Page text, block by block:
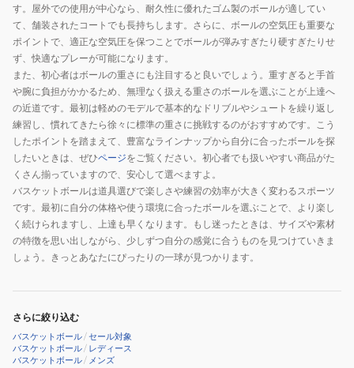
す。屋外での使用が中心なら、耐久性に優れたゴム製のボールが適してい
て、舗装されたコートでも長持ちします。さらに、ボールの空気圧も重要な
ポイントで、適正な空気圧を保つことでボールが弾みすぎたり硬すぎたりせ
ず、快適なプレーが可能になります。
また、初心者はボールの重さにも注目すると良いでしょう。重すぎると手首
や腕に負担がかかるため、無理なく扱える重さのボールを選ぶことが上達へ
の近道です。最初は軽めのモデルで基本的なドリブルやシュートを繰り返し
練習し、慣れてきたら徐々に標準の重さに挑戦するのがおすすめです。こう
したポイントを踏まえて、豊富なラインナップから自分に合ったボールを探
したいときは、ぜひページをご覧ください。初心者でも扱いやすい商品がた
くさん揃っていますので、安心して選べますよ。
バスケットボールは道具選びで楽しさや練習の効率が大きく変わるスポーツ
です。最初に自分の体格や使う環境に合ったボールを選ぶことで、より楽し
く続けられますし、上達も早くなります。もし迷ったときは、サイズや素材
の特徴を思い出しながら、少しずつ自分の感覚に合うものを見つけていきま
しょう。きっとあなたにぴったりの一球が見つかります。
さらに絞り込む
バスケットボール/セール対象
バスケットボール/ レディース
バスケットボール/ メンズ